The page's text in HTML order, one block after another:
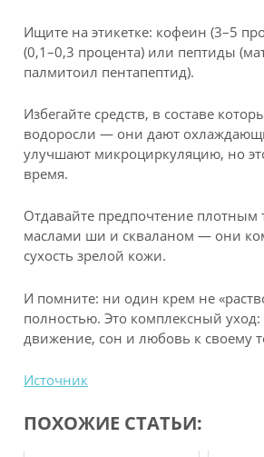
Ищите на этикетке: кофеин (3–5
(0,1–0,3 процента) или пептиды
палмитоил пентапептид).
Избегайте средств, в составе
водоросли — они дают
улучшают микроциркуляцию, но
время.
Отдавайте предпочтение плотным
маслами ши и скваланом — они
сухость зрелой кожи.
И помните: ни один крем не
полностью. Это комплексный уход:
движение, сон и любовь к своему
Источник
ПОХОЖИЕ СТАТЬИ: